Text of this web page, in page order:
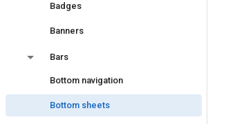
Badges
Banners
Bars
Bottom navigation
Bottom sheets